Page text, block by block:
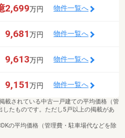
2,699万円 物件一覧へ
9,681万円 物件一覧へ
9,613万円 物件一覧へ
9,151万円 物件一覧へ
載されている中古一戸建ての平均価格（管
たものです。ただし5戸以上の掲載があ
の平均価格（管理費・駐車場代などを除